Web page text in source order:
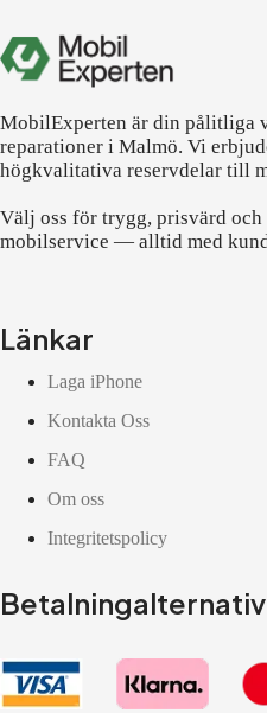
MobilExperten är din pålitliga
reparationer i Malmö. Vi
högkvalitativa reservdelar till
Välj oss för trygg, prisvärd
mobilservice — alltid med
Länkar
Laga iPhone
Kontakta Oss
FAQ
Om oss
Integritetspolicy
Betalningalternativ